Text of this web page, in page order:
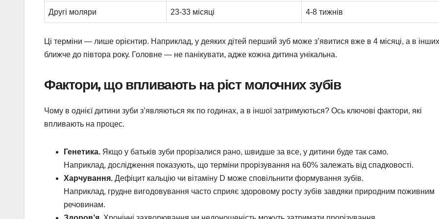
Другі моляри 23-33 місяці 4-8 тижнів
Ці терміни — лише орієнтир. Наприклад, у деяких дітей перший зуб може з’явитися вже в 4 місяці, а в
ближче до півтора року. Головне — не панікувати, адже кожна дитина унікальна.
Фактори, що впливають на ріст молочних зубів
Чому в однієї дитини зуби з’являються як по годинах, а в іншої затримуються? Ось ключові фактори, які
впливають на процес.
Генетика. Якщо у батьків зуби прорізалися рано, швидше за все, у дитини буде так само.
Наприклад, дослідження показують, що терміни прорізування на 60% залежать від спадковості.
Харчування. Дефіцит кальцію чи вітаміну D може сповільнити формування зубів.
Наприклад, грудне вигодовування часто сприяє здоровому росту зубів завдяки природним поживним
речовинам.